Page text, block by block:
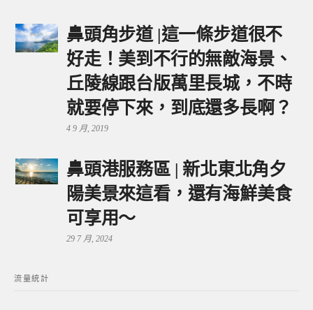
鼻頭角步道 |這一條步道很不
好走！美到不行的無敵海景、
丘陵線跟台版萬里長城，不時
就要停下來，到底還多長啊？
4 9 月, 2019
鼻頭港服務區 | 新北東北角夕
陽美景來這看，還有海鮮美食
可享用～
29 7 月, 2024
流量統計